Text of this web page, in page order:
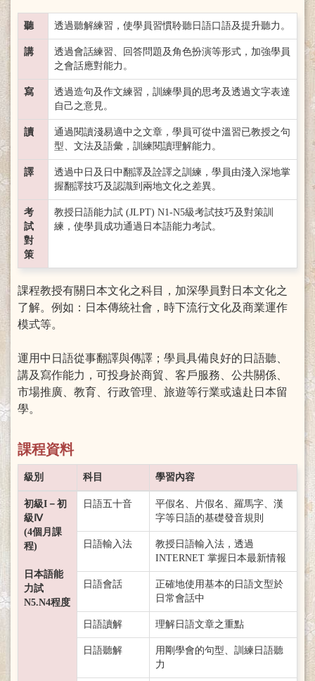
聽 透過聽解練習，使學員習慣聆聽日語口語及提升聽力。
講
透過會話練習、回答問題及角色扮演等形式，加強學員
之會話應對能力。
寫
透過造句及作文練習，訓練學員的思考及透過文字表達
自己之意見。
讀
通過閱讀淺易適中之文章，學員可從中溫習已教授之句
型、文法及語彙，訓練閱讀理解能力。
譯
透過中日及日中翻譯及詮譯之訓練，學員由淺入深地掌
握翻譯技巧及認識到兩地文化之差異。
考
試
對
策
教授日語能力試 (JLPT) N1-N5級考試技巧及對策訓
練，使學員成功通過日本語能力考試。
課程教授有關日本文化之科目，加深學員對日本文化之
了解。例如：日本傳統社會，時下流行文化及商業運作
模式等。
運用中日語從事翻譯與傳譯；學員具備良好的日語聽、
講及寫作能力，可投身於商貿、客戶服務、公共關係、
市場推廣、教育、行政管理、旅遊等行業或遠赴日本留
學。
課程資料
級別 科目 學習內容
初級I－初
級Ⅳ
(4個月課
程)
日本語能
力試
N5.N4程度
日語五十音
平假名、片假名、羅馬字、漢
字等日語的基礎發音規則
日語輸入法
教授日語輸入法，透過
INTERNET 掌握日本最新情報
日語會話
正確地使用基本的日語文型於
日常會話中
日語讀解 理解日語文章之重點
日語聽解
用剛學會的句型、訓練日語聽
力